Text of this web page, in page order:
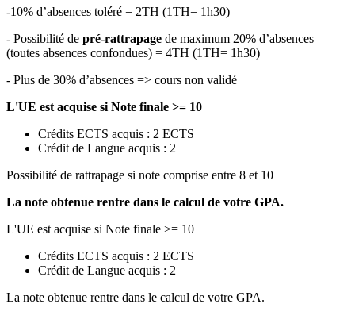
-10% d’absences toléré = 2TH (1TH= 1h30)
- Possibilité de pré-rattrapage de maximum 20% d’absences
(toutes absences confondues) = 4TH (1TH= 1h30)
- Plus de 30% d’absences => cours non validé
L'UE est acquise si Note finale >= 10
Crédits ECTS acquis : 2 ECTS
Crédit de Langue acquis : 2
Possibilité de rattrapage si note comprise entre 8 et 10
La note obtenue rentre dans le calcul de votre GPA.
L'UE est acquise si Note finale >= 10
Crédits ECTS acquis : 2 ECTS
Crédit de Langue acquis : 2
La note obtenue rentre dans le calcul de votre GPA.